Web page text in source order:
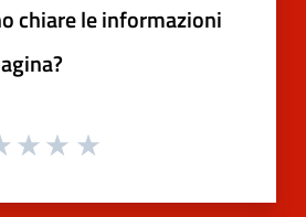
chiare le informazioni